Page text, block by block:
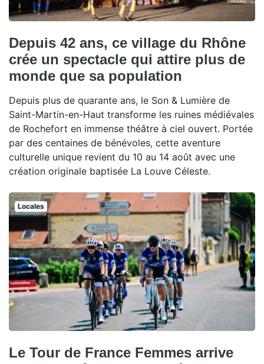
Depuis 42 ans, ce village du Rhône
crée un spectacle qui attire plus de
monde que sa population
Depuis plus de quarante ans, le Son & Lumière de
Saint-Martin-en-Haut transforme les ruines médiévales
de Rochefort en immense théâtre à ciel ouvert. Portée
par des centaines de bénévoles, cette aventure
culturelle unique revient du 10 au 14 août avec une
création originale baptisée La Louve Céleste.
Locales
Le Tour de France Femmes arrive